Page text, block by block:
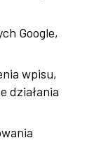
Google,
wpisu,
działania